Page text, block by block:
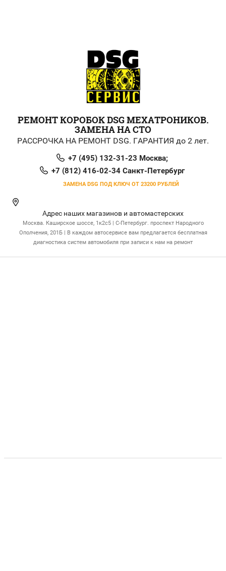
РЕМОНТ КОРОБОК DSG МЕХАТРОНИКОВ.
ЗАМЕНА НА СТО
РАССРОЧКА НА РЕМОНТ DSG. ГАРАНТИЯ до 2 лет.
+7 (495) 132-31-23 Москва;
+7 (812) 416-02-34 Санкт-Петербург
ЗАМЕНА DSG ПОД КЛЮЧ ОТ 23200 РУБЛЕЙ
Адрес наших магазинов и автомастерских
Москва. Каширское шоссе, 1к2с5 | С-Петербург. проспект Народного
Ополчения, 201Б | В каждом автосервисе вам предлагается бесплатная
диагностика систем автомобиля при записи к нам на ремонт